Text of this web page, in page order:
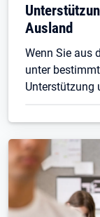
Ausland
Wenn Sie aus
unter
Unterstützung